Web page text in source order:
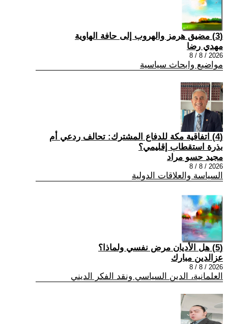
(3) مضيق هرمز والهروب إلى حافة الهاوية
مهدي رضا
2026 / 8 / 8
مواضيع وابحاث سياسية
(4) اتفاقية مكة للدفاع المشترك: تحالف ردعي أم
بذرة استقطاب إقليمي؟
مجيد حسو مراد
2026 / 8 / 8
السياسة والعلاقات الدولية
(5) هل الأديان مرض نفسي ولماذا؟
عزالدين مبارك
2026 / 8 / 8
العلمانية، الدين السياسي ونقد الفكر الديني